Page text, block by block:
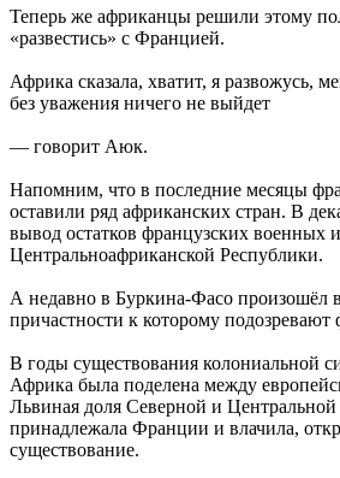
Теперь же африканцы решили этому
«развестись» с Францией.
Африка сказала, хватит, я развожусь,
без уважения ничего не выйдет
— говорит Аюк.
Напомним, что в последние месяцы
оставили ряд африканских стран. В
вывод остатков французских военных
Центральноафриканской Республики.
А недавно в Буркина-Фасо произошёл
причастности к которому подозревают
В годы существования колониальной
Африка была поделена между
Львиная доля Северной и
принадлежала Франции и влачила,
существование.